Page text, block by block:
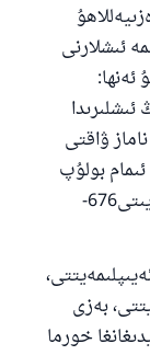
ئىشلارنى
ئەنھا:
ۋاقتى
بولۇپ
ناماز ئوقۇپ بېرەتتى» دېگەن. [بۇخارى رىۋايىتى676-
بەزى
خورما